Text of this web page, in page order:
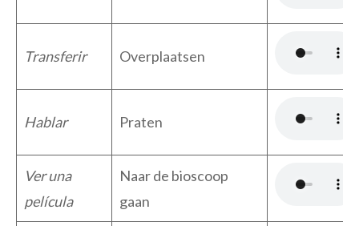
Transferir Overplaatsen
Hablar Praten
Ver una
película
Naar de bioscoop
gaan